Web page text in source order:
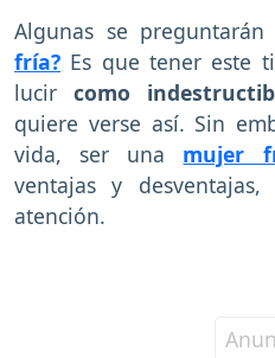
Algunas se preguntarán
fría? Es que tener este
lucir como
quiere verse así. Sin
vida, ser una mujer
ventajas y
atención.